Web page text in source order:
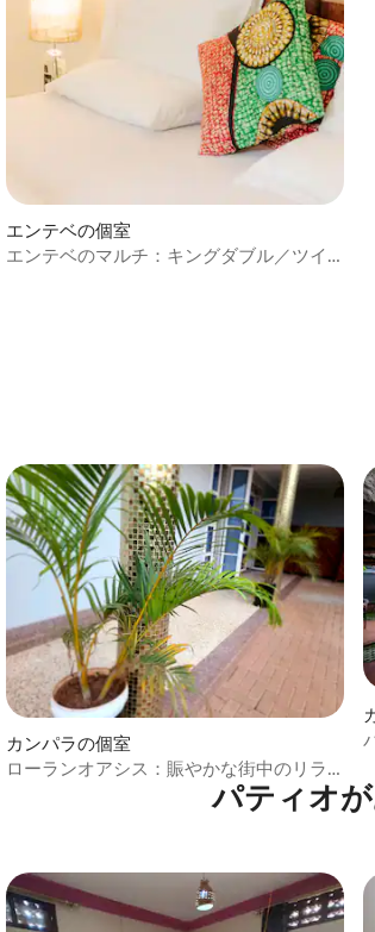
エンテベの個室
エンテベのマルチ：キングダブル／ツイ
カンパラの個室
ローランオアシス：賑やかな街中のリラ
パティオ